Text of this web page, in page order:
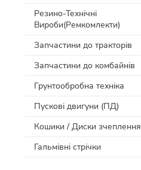
Резино-Технічні
Вироби(Ремкомлекти)
Запчастини до тракторів
Запчастини до комбайнів
Грунтообробна техніка
Пускові двигуни (ПД)
Кошики / Диски зчеплення
Гальмівні стрічки